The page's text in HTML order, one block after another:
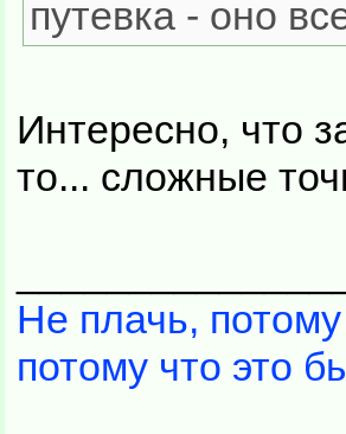
путевка - оно
Интересно, что
то... сложные
Не плачь,
потому что это